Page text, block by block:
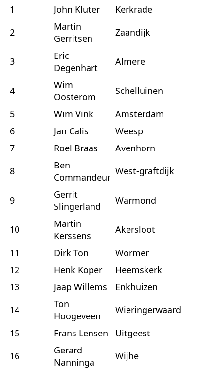
1
John Kluter
Kerkrade
2
Martin
Gerritsen
Zaandijk
3
Eric
Degenhart
Almere
4
Wim
Oosterom
Schelluinen
5
Wim Vink
Amsterdam
6
Jan Calis
Weesp
7
Roel Braas
Avenhorn
8
Ben
Commandeur
West-graftdijk
9
Gerrit
Slingerland
Warmond
10
Martin
Kerssens
Akersloot
11
Dirk Ton
Wormer
12
Henk Koper
Heemskerk
13
Jaap Willems
Enkhuizen
14
Ton
Hoogeveen
Wieringerwaard
15
Frans Lensen
Uitgeest
16
Gerard
Nanninga
Wijhe